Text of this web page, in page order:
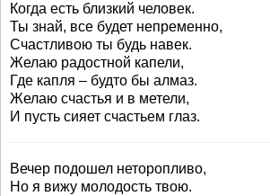
Когда есть близкий человек.
Ты знай, все будет непременно,
Счастливою ты будь навек.
Желаю радостной капели,
Где капля – будто бы алмаз.
Желаю счастья и в метели,
И пусть сияет счастьем глаз.
Вечер подошел неторопливо,
Но я вижу молодость твою.